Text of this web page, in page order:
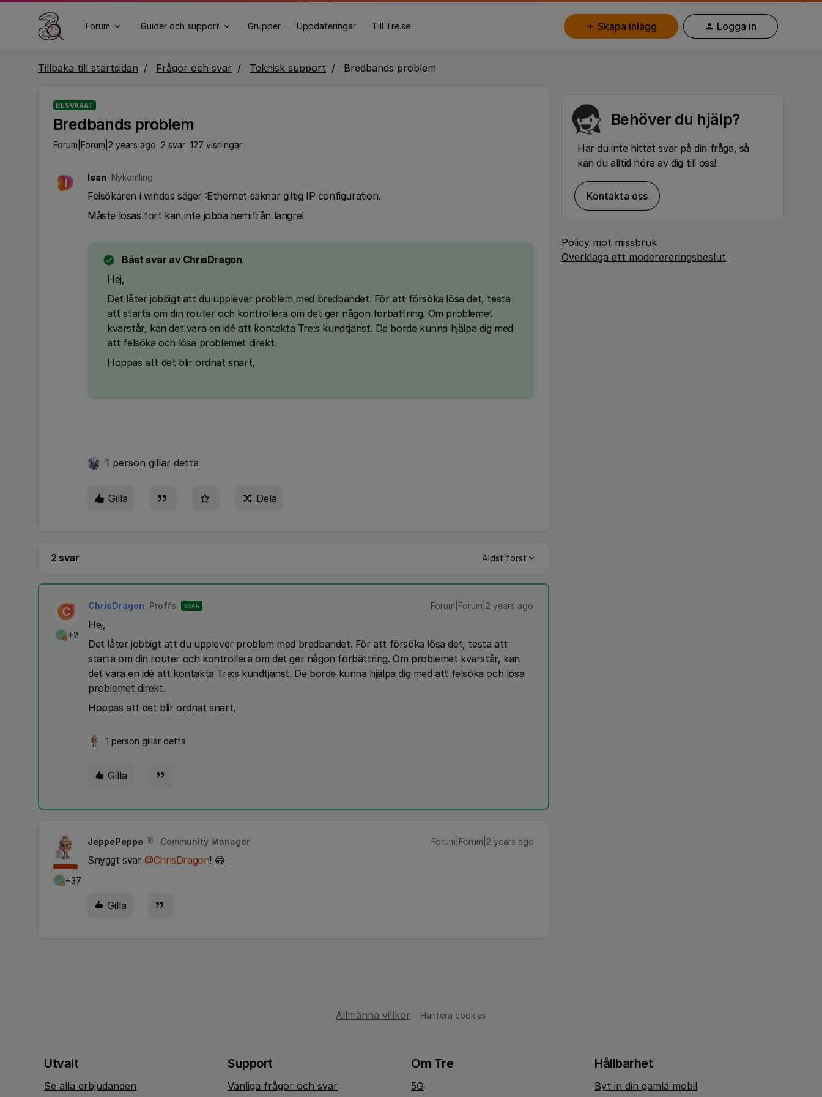
Forum Guider och support Grupper Uppdateringar Till Tre.se Skapa inlägg Logga in
Tillbaka till startsidan Frågor och svar Teknisk support Bredbands problem
BESVARAT
Bredbands problem
Forum|Forum|2 years ago 2 svar 127 visningar
I Iean Nykomling
Felsökaren i windos säger :Ethernet saknar giltig IP configuration.
Måste lösas fort kan inte jobba hemifrån längre!
Bäst svar av ChrisDragon
Hej,
Det låter jobbigt att du upplever problem med bredbandet. För att försöka lösa det, testa
att starta om din router och kontrollera om det ger någon förbättring. Om problemet
kvarstår, kan det vara en idé att kontakta Tre:s kundtjänst. De borde kunna hjälpa dig med
att felsöka och lösa problemet direkt.
Hoppas att det blir ordnat snart,
1 person gillar detta
Gilla Dela
2 svar Äldst först
C
+2
ChrisDragon Proffs SVAR Forum|Forum|2 years ago
Hej,
Det låter jobbigt att du upplever problem med bredbandet. För att försöka lösa det, testa att
starta om din router och kontrollera om det ger någon förbättring. Om problemet kvarstår, kan
det vara en idé att kontakta Tre:s kundtjänst. De borde kunna hjälpa dig med att felsöka och lösa
problemet direkt.
Hoppas att det blir ordnat snart,
1 person gillar detta
Gilla
+37
JeppePeppe Community Manager Forum|Forum|2 years ago
Snyggt svar@ChrisDragon! 😁
Gilla
Behöver du hjälp?
Har du inte hittat svar på din fråga, så
kan du alltid höra av dig till oss!
Kontakta oss
Policy mot missbruk
Överklaga ett moderereringsbeslut
Allmänna villkor Hantera cookies
Utvalt
Se alla erbjudanden
Support
Vanliga frågor och svar
Om Tre
5G
Hållbarhet
Byt in din gamla mobil